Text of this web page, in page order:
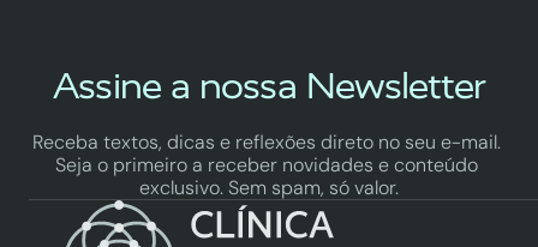
Assine a nossa Newsletter
Receba textos, dicas e reflexões direto no seu e-mail.
Seja o primeiro a receber novidades e conteúdo
exclusivo. Sem spam, só valor.